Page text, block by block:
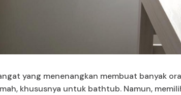
yang menenangkan membuat banyak
khususnya untuk bathtub. Namun,